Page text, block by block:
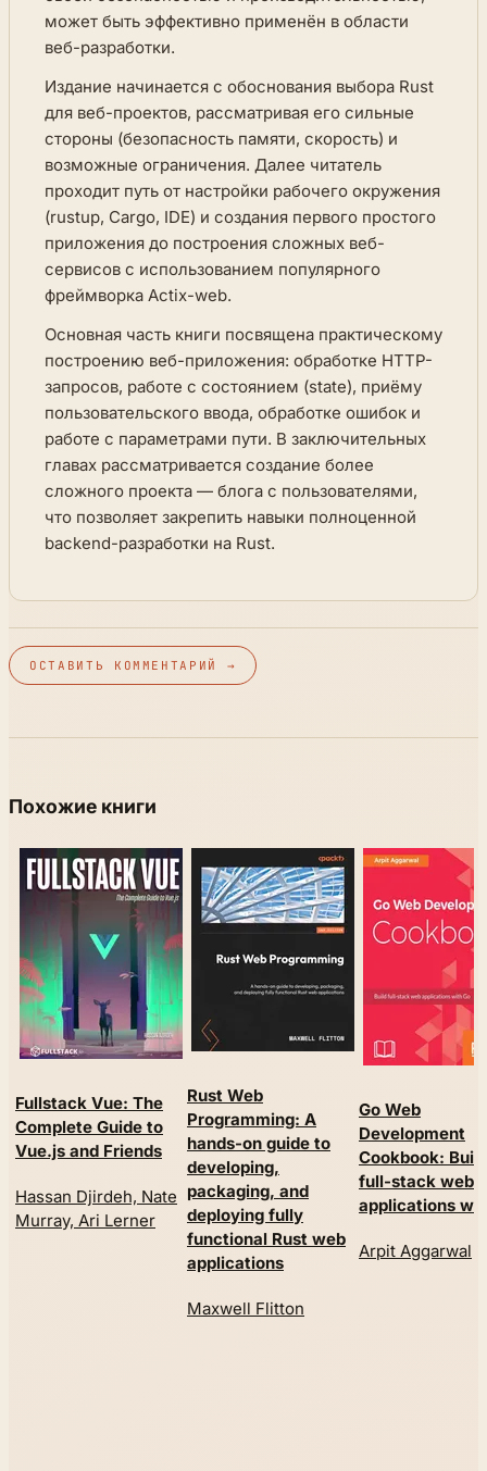
может быть эффективно применён в области
веб-разработки.
Издание начинается с обоснования выбора Rust
для веб-проектов, рассматривая его сильные
стороны (безопасность памяти, скорость) и
возможные ограничения. Далее читатель
проходит путь от настройки рабочего окружения
(rustup, Cargo, IDE) и создания первого простого
приложения до построения сложных веб-
сервисов с использованием популярного
фреймворка Actix-web.
Основная часть книги посвящена практическому
построению веб-приложения: обработке HTTP-
запросов, работе с состоянием (state), приёму
пользовательского ввода, обработке ошибок и
работе с параметрами пути. В заключительных
главах рассматривается создание более
сложного проекта — блога с пользователями,
что позволяет закрепить навыки полноценной
backend-разработки на Rust.
ОСТАВИТЬ КОММЕНТАРИЙ →
Похожие книги
Fullstack Vue: The
Complete Guide to
Vue.js and Friends
Hassan Djirdeh, Nate
Murray, Ari Lerner
Rust Web
Programming: A
hands-on guide to
developing,
packaging, and
deploying fully
functional Rust web
applications
Maxwell Flitton
Go Web
Development
Cookbook: Build
full-stack web
applications
Arpit Aggarwal